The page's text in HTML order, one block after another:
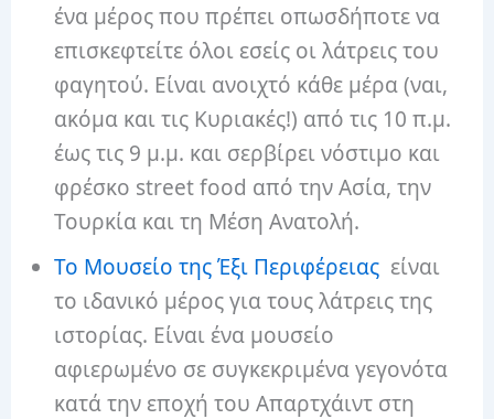
ένα μέρος που πρέπει οπωσδήποτε να
επισκεφτείτε όλοι εσείς οι λάτρεις του
φαγητού. Είναι ανοιχτό κάθε μέρα (ναι,
ακόμα και τις Κυριακές!) από τις 10 π.μ.
έως τις 9 μ.μ. και σερβίρει νόστιμο και
φρέσκο ​​street food από την Ασία, την
Τουρκία και τη Μέση Ανατολή.
Το Μουσείο της Έξι Περιφέρειας είναι
το ιδανικό μέρος για τους λάτρεις της
ιστορίας. Είναι ένα μουσείο
αφιερωμένο σε συγκεκριμένα γεγονότα
κατά την εποχή του Απαρτχάιντ στη